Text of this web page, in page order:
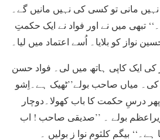
مانی تو کسی کی نہیں مانیں گے۔
تبھی میں نے اور فواد نے ایک حکمتِ
نواز کو بلایا۔ اُسے اعتماد میں لیا۔
کی ایک کاپی ہاتھ میں لی۔ فواد حسن
کی۔ میاں صاحب بولے’’ٹھیک ہے۔اِشو
پھر درسِ حکمت کا باب کھولا۔دوچار
بولے ۔ ’’صدیقی صاحب ! اب
بیگم کلثوم نوا ز بولیں ۔